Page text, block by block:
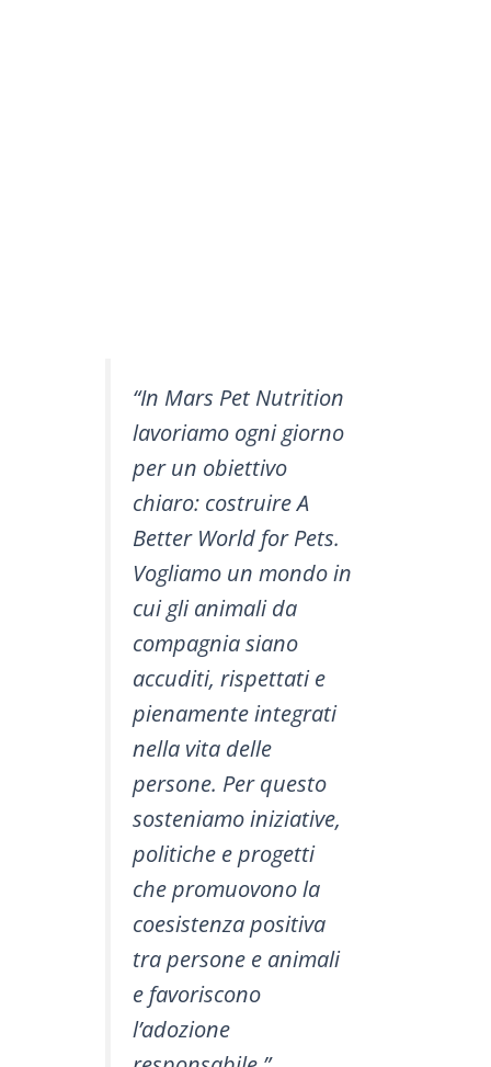
“In Mars Pet Nutrition
lavoriamo ogni giorno
per un obiettivo
chiaro: costruire A
Better World for Pets.
Vogliamo un mondo in
cui gli animali da
compagnia siano
accuditi, rispettati e
pienamente integrati
nella vita delle
persone. Per questo
sosteniamo iniziative,
politiche e progetti
che promuovono la
coesistenza positiva
tra persone e animali
e favoriscono
l’adozione